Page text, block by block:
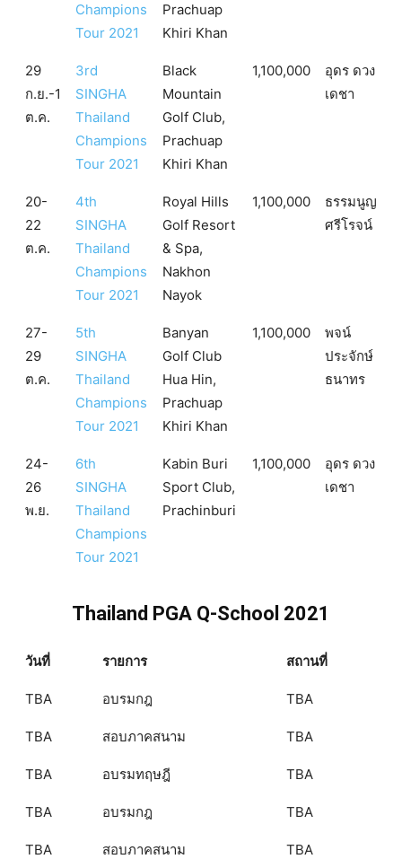
Champions
Tour 2021
Prachuap
Khiri Khan
29
ก.ย.-1
ต.ค.
3rd
SINGHA
Thailand
Champions
Tour 2021
Black
Mountain
Golf Club,
Prachuap
Khiri Khan
1,100,000
อุดร ดวง
เดชา
20-
22
ต.ค.
4th
SINGHA
Thailand
Champions
Tour 2021
Royal Hills
Golf Resort
& Spa,
Nakhon
Nayok
1,100,000
ธรรมนูญ
ศรีโรจน์
27-
29
ต.ค.
5th
SINGHA
Thailand
Champions
Tour 2021
Banyan
Golf Club
Hua Hin,
Prachuap
Khiri Khan
1,100,000
พจน์
ประจักษ์
ธนาทร
24-
26
พ.ย.
6th
SINGHA
Thailand
Champions
Tour 2021
Kabin Buri
Sport Club,
Prachinburi
1,100,000
อุดร ดวง
เดชา
Thailand PGA Q-School 2021
วันที่ รายการ สถานที่
TBA อบรมกฎ TBA
TBA สอบภาคสนาม TBA
TBA อบรมทฤษฎี TBA
TBA อบรมกฎ TBA
TBA สอบภาคสนาม TBA